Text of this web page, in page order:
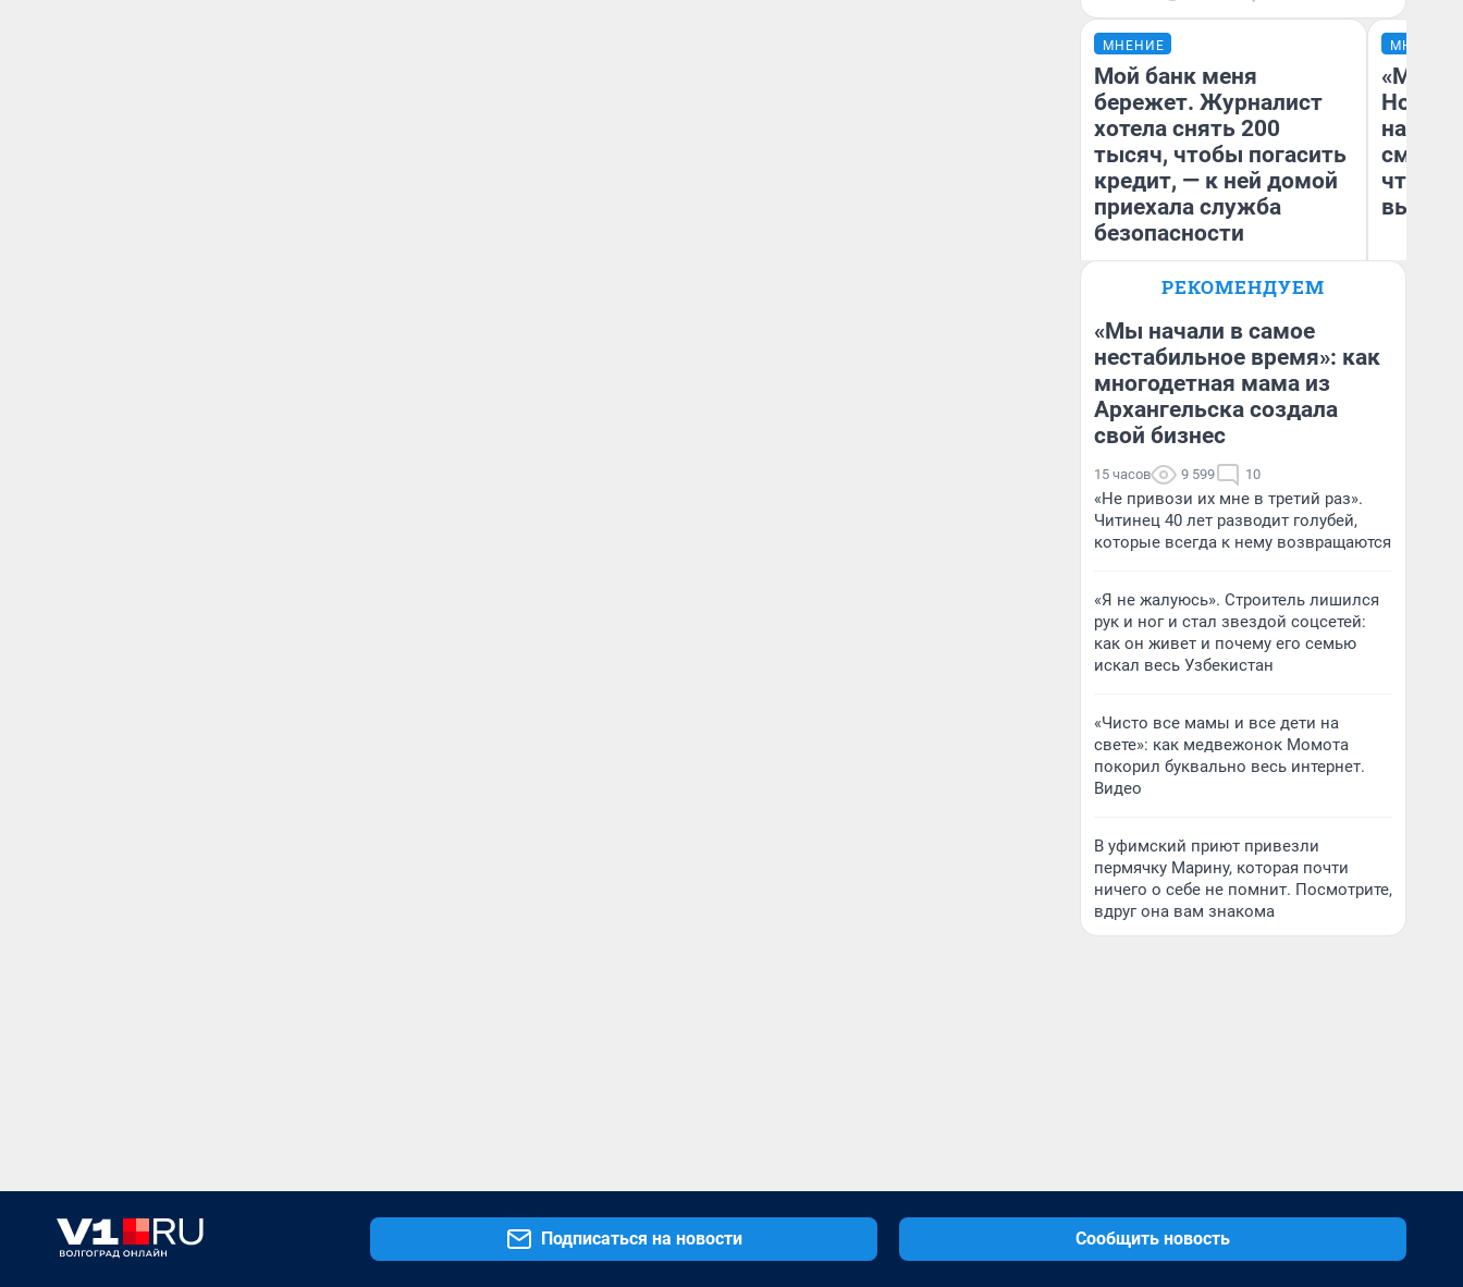
МНЕНИЕ
Мой банк меня
бережет. Журналист
хотела снять 200
тысяч, чтобы погасить
кредит, — к ней домой
приехала служба
безопасности
Ксения Владимирская
МНЕНИЕ
«Мы
чтобы
РЕКОМЕНДУЕМ
«Мы начали в самое
нестабильное время»: как
многодетная мама из
Архангельска создала
свой бизнес
15 часов 9 599 10
«Не привози их мне в третий раз».
Читинец 40 лет разводит голубей,
которые всегда к нему возвращаются
«Я не жалуюсь». Строитель лишился
рук и ног и стал звездой соцсетей:
как он живет и почему его семью
искал весь Узбекистан
«Чисто все мамы и все дети на
свете»: как медвежонок Момота
покорил буквально весь интернет.
Видео
В уфимский приют привезли
пермячку Марину, которая почти
ничего о себе не помнит. Посмотрите,
вдруг она вам знакома
Подписаться на новости Сообщить новость